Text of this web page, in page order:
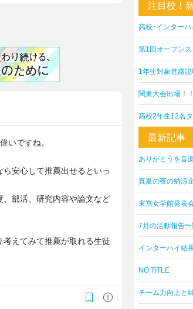
いですね。
安心して推薦出せるといっ
部活、研究内容や論文など
えてみて推薦が取れる生徒
注目校！
高校･インターハ
第1回オープンス
1年生対象進路説
関東大会出場！！
高校2年生12名タ
最新記事
ありがとうを音
真夏の夜の納涼
東京女学館発表
7月の活動報告〜
インターハイ結
NO TITLE
チーム力向上と